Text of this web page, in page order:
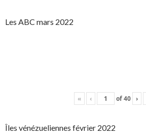
Les ABC mars 2022
« ‹ of40 ›
Îles vénézueliennes février 2022